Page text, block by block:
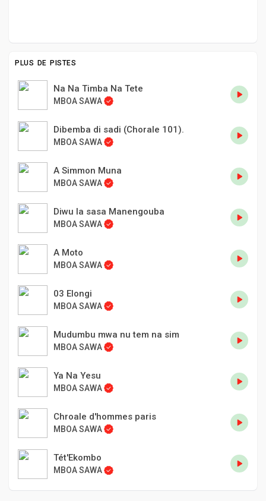
PLUS DE PISTES
Na Na Timba Na Tete
MBOA SAWA
Dibemba di sadi (Chorale 101).
MBOA SAWA
A Simmon Muna
MBOA SAWA
Diwu la sasa Manengouba
MBOA SAWA
A Moto
MBOA SAWA
03 Elongi
MBOA SAWA
Mudumbu mwa nu tem na sim
MBOA SAWA
Ya Na Yesu
MBOA SAWA
Chroale d'hommes paris
MBOA SAWA
Tét'Ekombo
MBOA SAWA